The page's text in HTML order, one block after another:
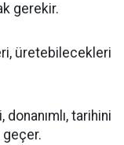
gerekir.
üretebilecekleri
tarihini
geçer.